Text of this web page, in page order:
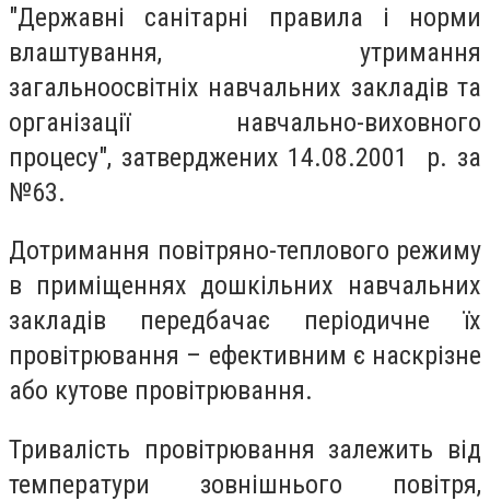
"Державні санітарні правила і норми
влаштування, утримання
загальноосвітніх навчальних закладів та
організації навчально-виховного
процесу", затверджених 14.08.2001 р. за
№63.
Дотримання повітряно-теплового режиму
в приміщеннях дошкільних навчальних
закладів передбачає періодичне їх
провітрювання – ефективним є наскрізне
або кутове провітрювання.
Тривалість провітрювання залежить від
температури зовнішнього повітря,